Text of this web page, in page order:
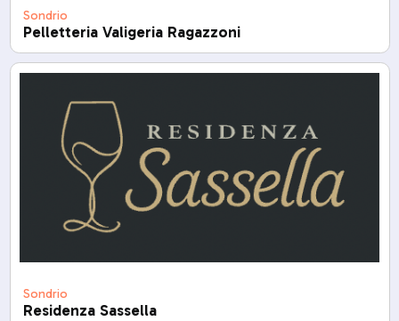
Sondrio
Pelletteria Valigeria Ragazzoni
Sondrio
Residenza Sassella